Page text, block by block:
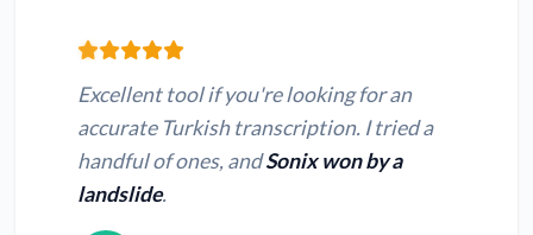
Excellent tool if you're looking for an
accurate Turkish transcription. I tried a
handful of ones, andSonix won by a
landslide.